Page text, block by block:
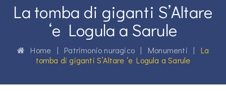
La tomba di giganti S’Altare
‘e Logula a Sarule
Home | Patrimonio nuragico | Monumenti | La
tomba di giganti S’Altare ‘e Logula a Sarule